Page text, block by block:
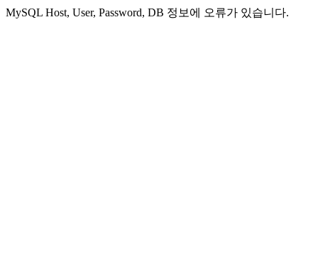
MySQL Host, User, Password, DB 정보에 오류가 있습니다.